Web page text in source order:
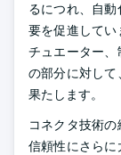
るにつれ、自
要を促進して
チュエーター
の部分に対し
果たします。
コネクタ技術
信頼性にさらに